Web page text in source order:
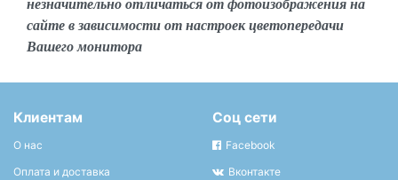
незначительно отличаться от фотоизображения на
сайте в зависимости от настроек цветопередачи
Вашего монитора
Клиентам
О нас
Оплата и доставка
Соц сети
Facebook
Вконтакте